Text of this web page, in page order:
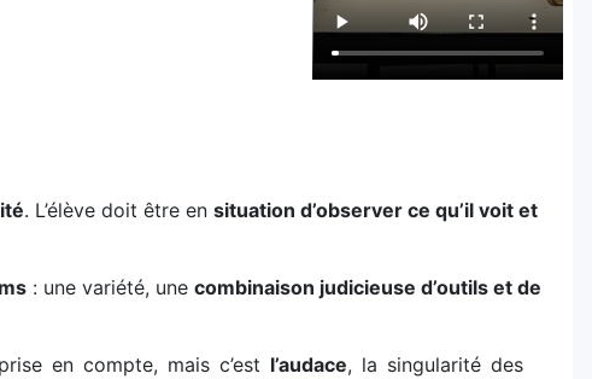
. L’élève doit être en situation d’observer ce qu’il voit et
: une variété, une combinaison judicieuse d’outils et de
en compte, mais c’est l’audace, la singularité des